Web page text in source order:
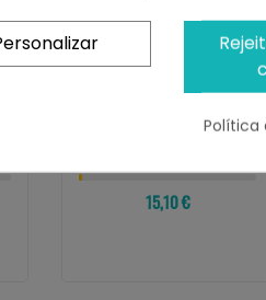
VERSELE-LAGA
Oropharma No-Pick
15,10 €
Política